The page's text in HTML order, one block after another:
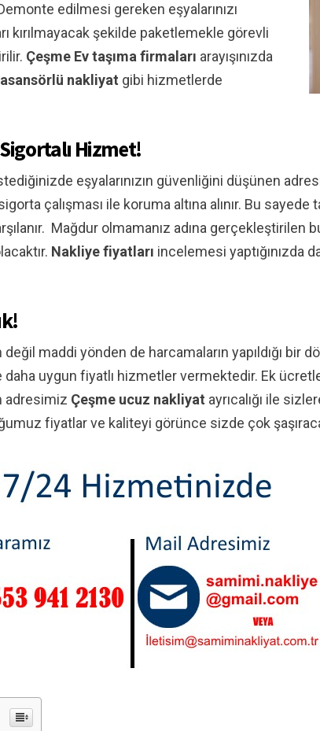
edilmesi gereken eşyalarınızı
kırılmayacak şekilde paketlemekle görevli
Çeşme Ev taşıma firmaları arayışınızda
asansörlü nakliyat gibi hizmetlerde
Hizmet!
eşyalarınızın güvenliğini düşünen
çalışması ile koruma altına alınır. Bu
Mağdur olmamanız adına gerçekleştirilen
Nakliye fiyatları incelemesi yaptığınızda
maddi yönden de harcamaların yapıldığı bir
uygun fiyatlı hizmetler vermektedir. Ek
adresimiz Çeşme ucuz nakliyat ayrıcalığı ile
fiyatlar ve kaliteyi görünce sizde çok